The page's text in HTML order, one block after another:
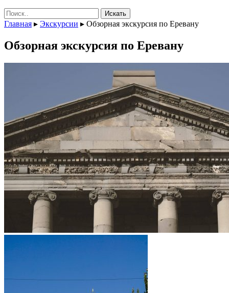
Поиск:
Главная ▸ Экскурсии ▸ Обзорная экскурсия по Еревану
Обзорная экскурсия по Еревану